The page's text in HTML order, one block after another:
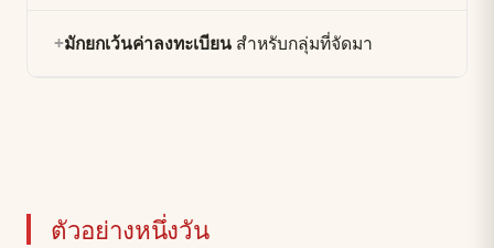
+มักยกเว้นค่าลงทะเบียนสำหรับกลุ่มที่จัดมา
ตัวอย่างหนึ่งวัน